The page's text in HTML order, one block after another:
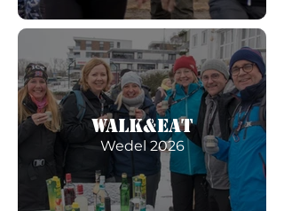
Walk&Eat
Wedel 2026